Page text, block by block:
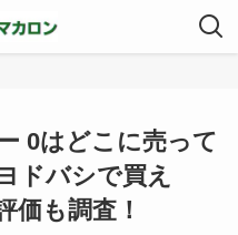
0はどこに売って
ドバシで買え
価も調査！